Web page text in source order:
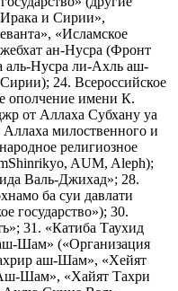
Ирака и Сирии»,
«Исламское
ан-Нусра (Фронт
аль-Нусра ли-Ахль аш-
24. Всероссийское
ополчение имени К.
от Аллаха Субхану уа
милоственного и
религиозное
AUM, Aleph);
Валь-Джихад»; 28.
ба суи давлати
государство»); 30.
31. «Катиба Таухид
Шам» («Организация
аш-Шам», «Хейят
Шам», «Хайят Тахри